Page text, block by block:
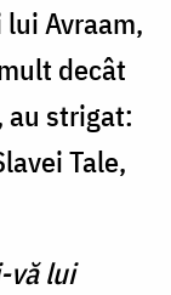
Avraam,
decât
au strigat:
Tale,
vă lui